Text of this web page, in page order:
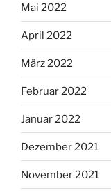
Mai 2022
April 2022
März 2022
Februar 2022
Januar 2022
Dezember 2021
November 2021